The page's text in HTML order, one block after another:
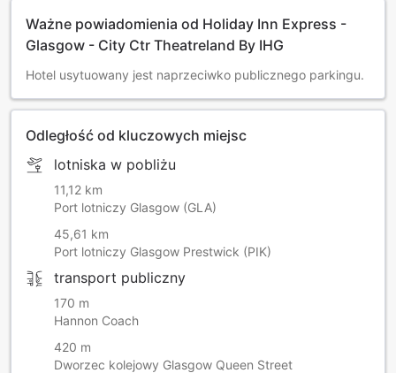
Ważne powiadomienia od Holiday Inn Express -
Glasgow - City Ctr Theatreland By IHG
Hotel usytuowany jest naprzeciwko publicznego parkingu.
Odległość od kluczowych miejsc
lotniska w pobliżu
11,12 km
Port lotniczy Glasgow (GLA)
45,61 km
Port lotniczy Glasgow Prestwick (PIK)
transport publiczny
170 m
Hannon Coach
420 m
Dworzec kolejowy Glasgow Queen Street